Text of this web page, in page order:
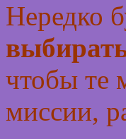
Нередко
чтобы те
миссии,